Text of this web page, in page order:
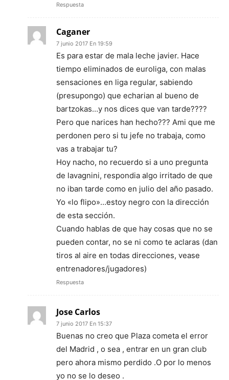
Respuesta
Caganer
7 junio 2017 En 19:59
Es para estar de mala leche javier. Hace
tiempo eliminados de euroliga, con malas
sensaciones en liga regular, sabiendo
(presupongo) que echarian al bueno de
bartzokas…y nos dices que van tarde????
Pero que narices han hecho??? Ami que me
perdonen pero si tu jefe no trabaja, como
vas a trabajar tu?
Hoy nacho, no recuerdo si a uno pregunta
de lavagnini, respondia algo irritado de que
no iban tarde como en julio del año pasado.
Yo «lo flipo»…estoy negro con la dirección
de esta sección.
Cuando hablas de que hay cosas que no se
pueden contar, no se ni como te aclaras (dan
tiros al aire en todas direcciones, vease
entrenadores/jugadores)
Respuesta
Jose Carlos
7 junio 2017 En 15:37
Buenas no creo que Plaza cometa el error
del Madrid , o sea , entrar en un gran club
pero ahora mismo perdido .O por lo menos
yo no se lo deseo .